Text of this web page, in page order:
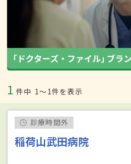
1 件中 1〜1件を表示
診療時間外
稲荷山武田病院